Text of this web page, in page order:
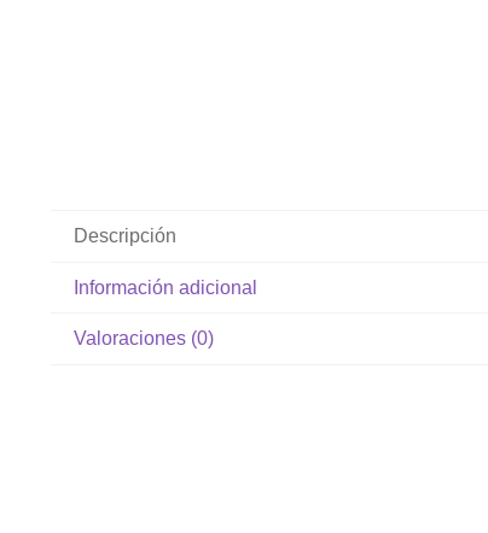
Descripción
Información adicional
Valoraciones (0)